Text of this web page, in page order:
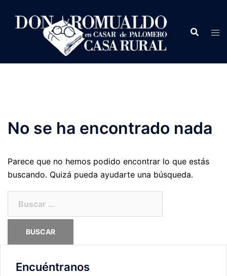
No se ha encontrado nada
Parece que no hemos podido encontrar lo que estás
buscando. Quizá pueda ayudarte una búsqueda.
Encuéntranos